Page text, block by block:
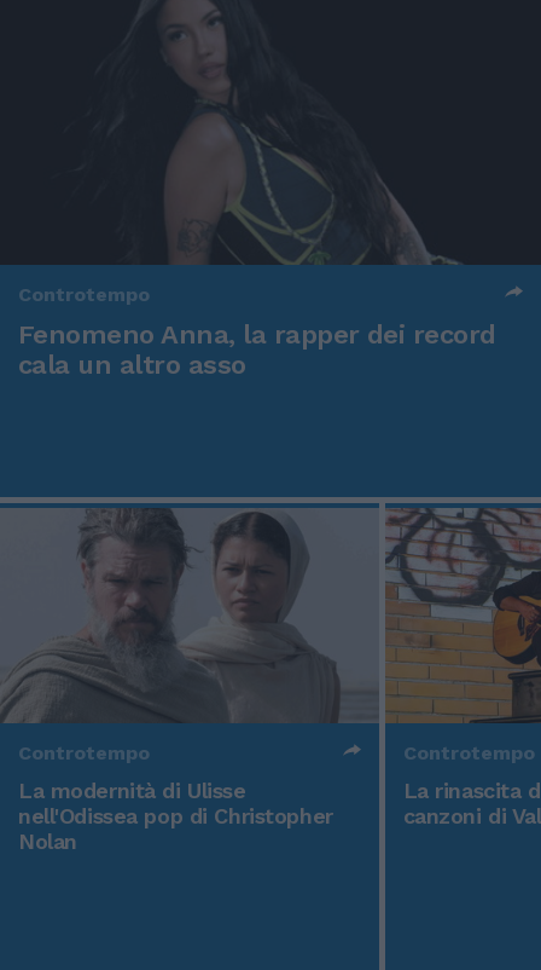
Controtempo
Fenomeno Anna, la rapper dei record
cala un altro asso
Controtempo
La modernità di Ulisse
nell'Odissea pop di Christopher
Nolan
Controtempo
La rinascita
canzoni di